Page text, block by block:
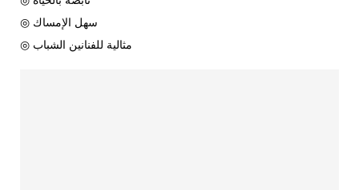
◎ سهل الإمساك
◎ مثالية للفنانين الشباب